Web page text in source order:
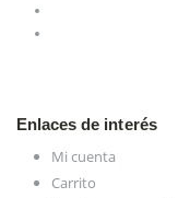
Enlaces de interés
Mi cuenta
Carrito